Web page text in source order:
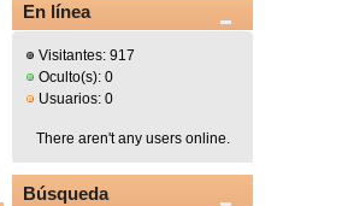
En línea
Visitantes: 917
Oculto(s): 0
Usuarios: 0
There aren't any users online.
Búsqueda